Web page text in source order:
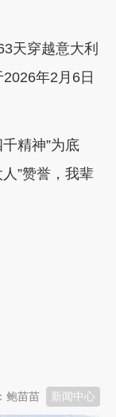
天穿越意大利
年2月6日
精神”为底
”赞誉，我辈
新闻中心
鲍苗苗